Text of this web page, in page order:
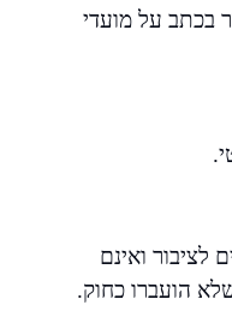
בכתב על מועדי
לציבור ואינם
הועברו כחוק.